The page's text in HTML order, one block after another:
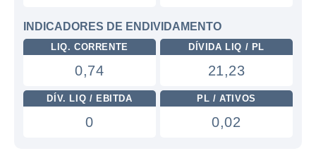
INDICADORES DE ENDIVIDAMENTO
LIQ. CORRENTE
0,74
DÍVIDA LIQ / PL
21,23
DÍV. LIQ / EBITDA
0
PL / ATIVOS
0,02